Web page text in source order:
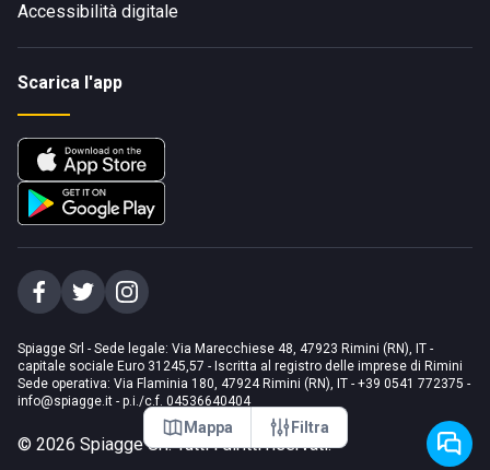
Mappa Filtra
Accessibilità digitale
Scarica l'app
Spiagge Srl - Sede legale: Via Marecchiese 48, 47923 Rimini (RN), IT -
capitale sociale Euro 31245,57 - Iscritta al registro delle imprese di Rimini
Sede operativa: Via Flaminia 180, 47924 Rimini (RN), IT - +39 0541 772375 -
info@spiagge.it - p.i./c.f. 04536640404
© 2026 Spiagge Srl. Tutti i diritti riservati.